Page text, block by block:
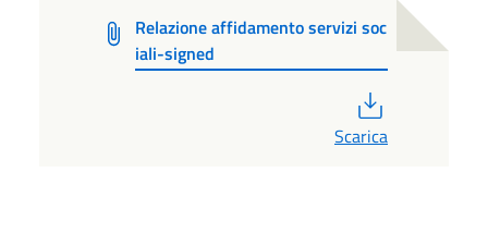
Relazione affidamento servizi soc
iali-signed
Scarica